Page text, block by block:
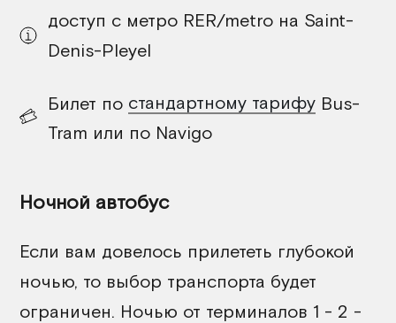
доступ с метро RER/metro на Saint-
Denis-Pleyel
Билет по стандартному тарифу Bus-
Tram или по Navigo
Ночной автобус
Если вам довелось прилететь глубокой
ночью, то выбор транспорта будет
ограничен. Ночью от терминалов 1 - 2 -